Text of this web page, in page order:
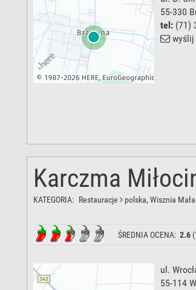
55-330
tel: (71)
wyślij
Karczma
KATEGORIA: Restauracje polska, Wisznia Mała
ŚREDNIA OCENA: 2.6 (
ul.
55-114